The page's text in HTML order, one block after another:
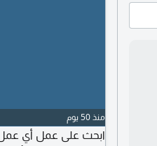
منذ 50 يوم
ابحث على عمل أي